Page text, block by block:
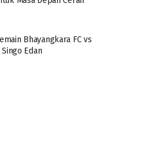
Bhayangkara FC vs
Edan